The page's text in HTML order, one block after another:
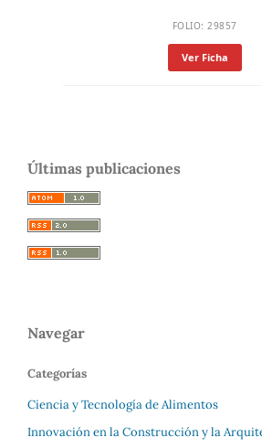
FOLIO: 29857
Ver Ficha
Últimas publicaciones
Navegar
Categorías
Ciencia y Tecnología de Alimentos
Innovación en la Construcción y la